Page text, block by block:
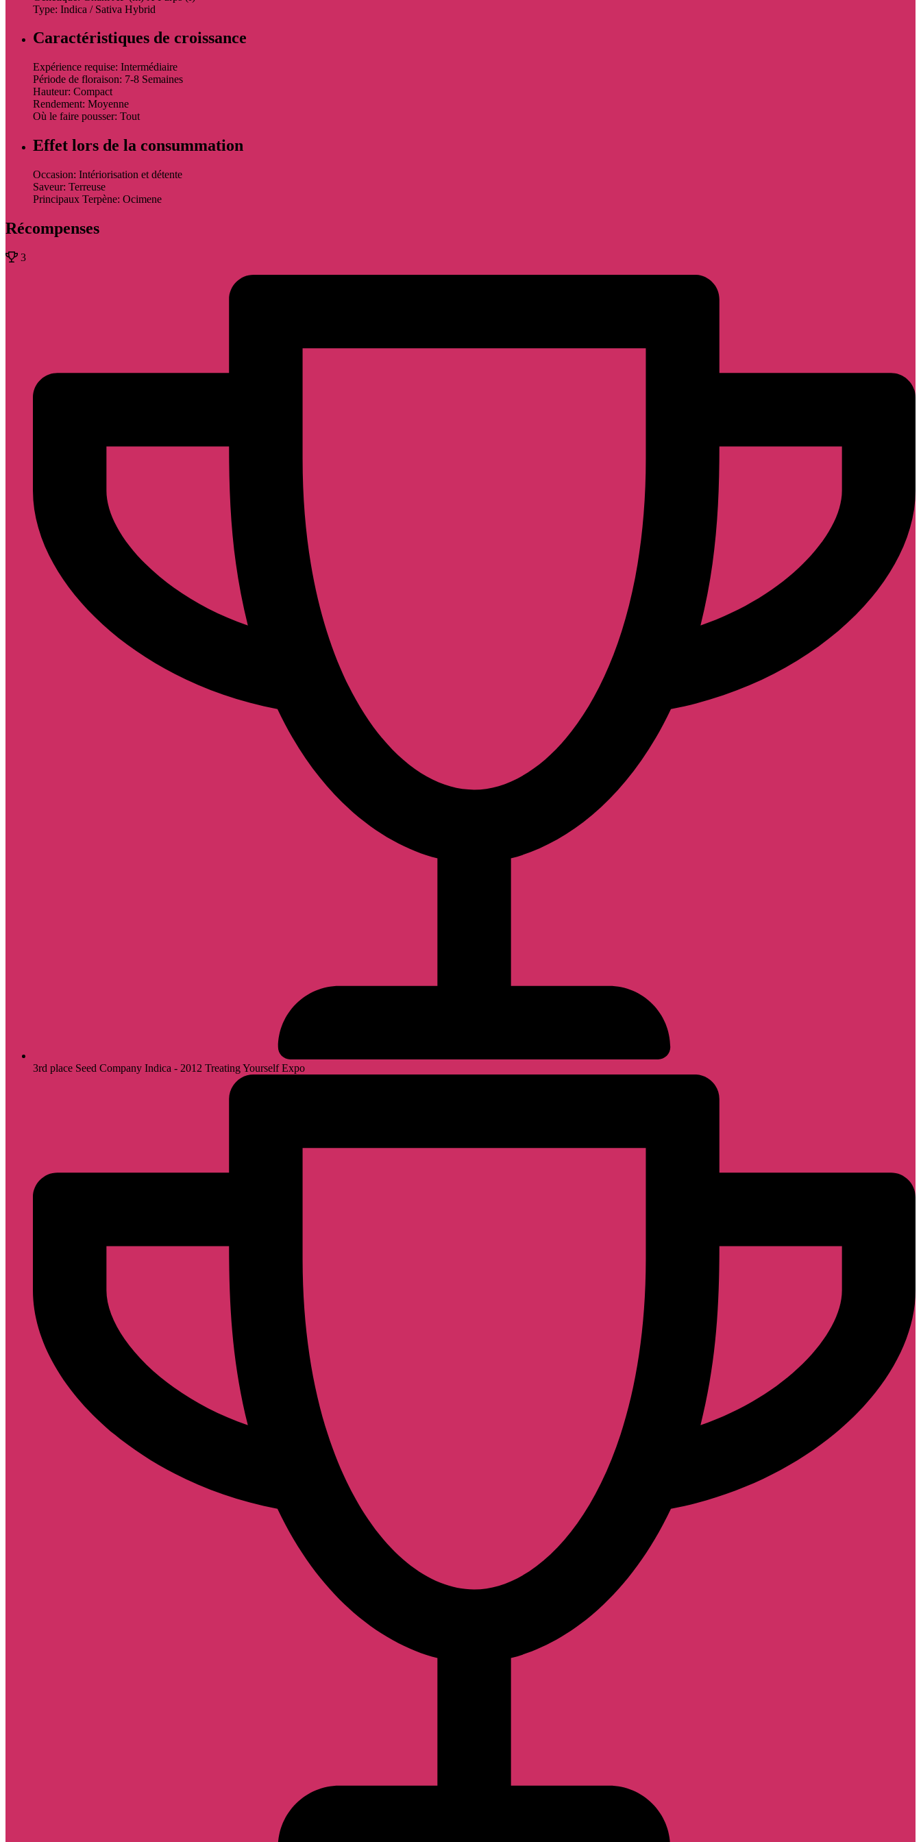
Type: Indica / Sativa Hybrid
Caractéristiques de croissance
Expérience requise: Intermédiaire
Période de floraison: 7-8 Semaines
Hauteur: Compact
Rendement: Moyenne
Où le faire pousser: Tout
Effet lors de la consummation
Occasion: Intériorisation et détente
Saveur: Terreuse
Principaux Terpène: Ocimene
Récompenses
3
3rd place Seed Company Indica - 2012 Treating Yourself Expo